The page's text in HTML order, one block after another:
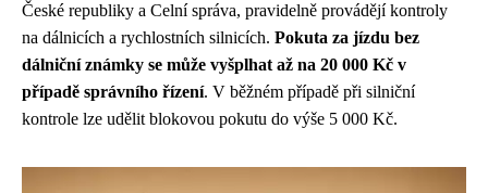
České republiky a Celní správa, pravidelně provádějí kontroly
na dálnicích a rychlostních silnicích. Pokuta za jízdu bez
dálniční známky se může vyšplhat až na 20 000 Kč v
případě správního řízení. V běžném případě při silniční
kontrole lze udělit blokovou pokutu do výše 5 000 Kč.